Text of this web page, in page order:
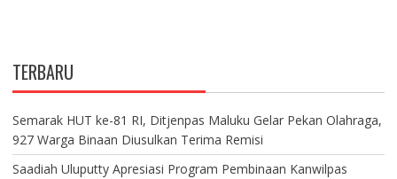
TERBARU
Semarak HUT ke-81 RI, Ditjenpas Maluku Gelar Pekan Olahraga,
927 Warga Binaan Diusulkan Terima Remisi
Saadiah Uluputty Apresiasi Program Pembinaan Kanwilpas